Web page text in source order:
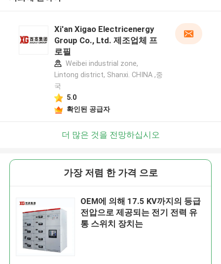
Xi'an Xigao Electricenergy
Group Co., Ltd. 제조업체 프
로필
Weibei industrial zone,
Lintong district, Shanxi. CHINA ,중
국
5.0
확인된 공급자
더 많은 것을 전망하십시오
가장 저렴 한 가격 으로
OEM에 의해 17.5 KV까지의 등급
전압으로 제공되는 전기 전력 유
통 스위치 장치는